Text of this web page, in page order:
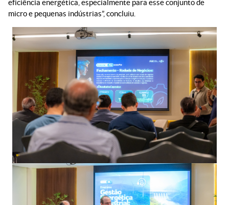
eficiência energética, especialmente para esse conjunto de
micro e pequenas indústrias”, concluiu.